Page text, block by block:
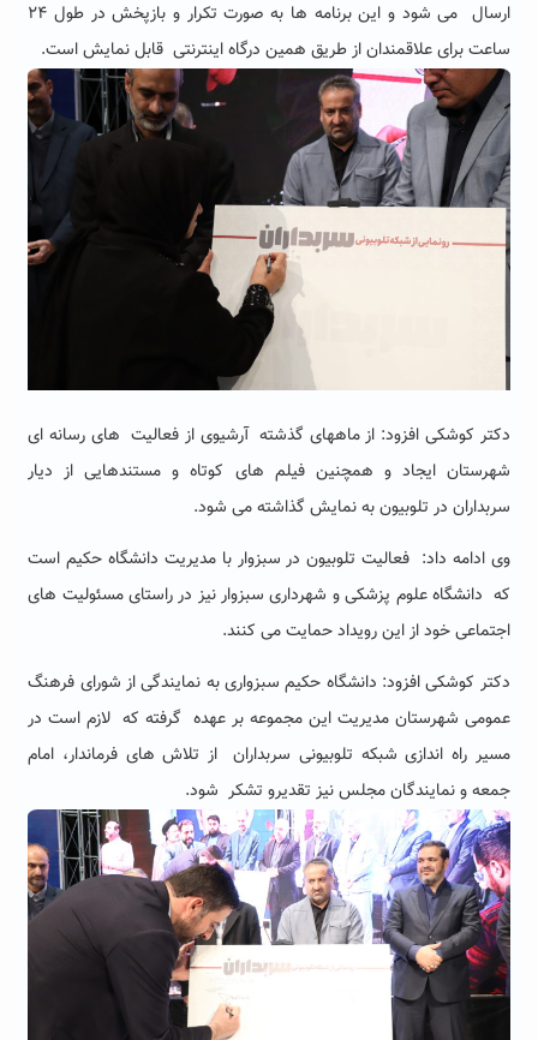
ارسال می شود و این برنامه ها به صورت تکرار و بازپخش در طول ۲۴
ساعت برای علاقمندان از طریق همین درگاه اینترنتی قابل نمایش است.
دکتر کوشکی افزود: از ماههای گذشته آرشیوی از فعالیت های رسانه ای
شهرستان ایجاد و همچنین فیلم های کوتاه و مستندهایی از دیار
سربداران در تلوبیون به نمایش گذاشته می شود.
وی ادامه داد: فعالیت تلوبیون در سبزوار با مدیریت دانشگاه حکیم است
که دانشگاه علوم پزشکی و شهرداری سبزوار نیز در راستای مسئولیت های
اجتماعی خود از این رویداد حمایت می کنند.
دکتر کوشکی افزود: دانشگاه حکیم سبزواری به نمایندگی از شورای فرهنگ
عمومی شهرستان مدیریت این مجموعه بر عهده گرفته که لازم است در
مسیر راه اندازی شبکه تلوبیونی سربداران از تلاش های فرماندار، امام
جمعه و نمایندگان مجلس نیز تقدیرو تشکر شود.